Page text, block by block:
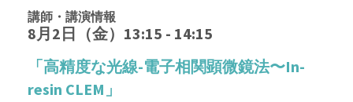
協賛企業・連携/協賛学会
アクセス
講師・講演情報
8月2日（金）13:15 - 14:15
「高精度な光線-電子相関顕微鏡法〜In-
resin CLEM」